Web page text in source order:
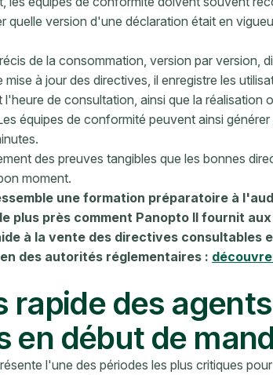
quelle version d'une déclaration était en
de la consommation, version par version,
à jour des directives, il enregistre les
de consultation, ainsi que la réalisation
équipes de conformité peuvent ainsi générer
des preuves tangibles que les bonnes
moment.
une formation préparatoire à
plus près comment Panopto Il fournit
à la vente des directives consultables
des autorités réglementaires :
rapide des
en début de
l'une des périodes les plus critiques